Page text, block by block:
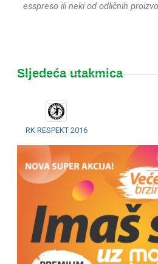
esspreso ili neki od odličnih
Sljedeća utakmica
RK RESPEKT 2016